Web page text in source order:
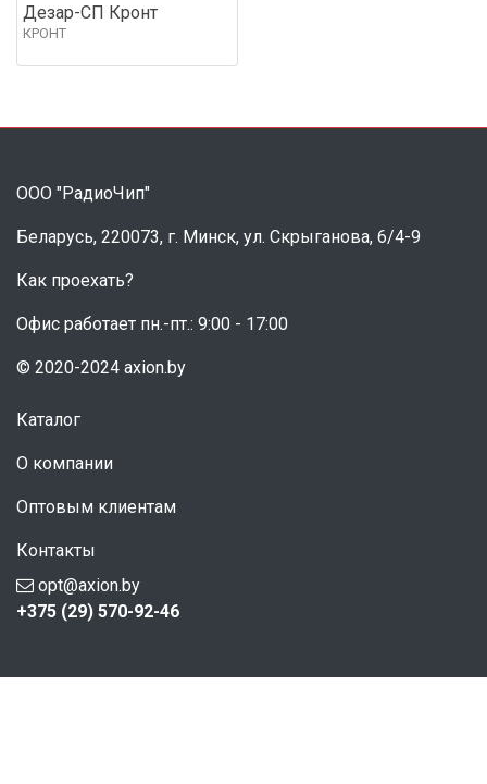
Дезар-СП Кронт
КРОНТ
ООО "РадиоЧип"
Беларусь, 220073, г. Минск, ул. Скрыганова, 6/4-9
Как проехать?
Офис работает пн.-пт.: 9:00 - 17:00
© 2020-2024 axion.by
Каталог
О компании
Оптовым клиентам
Контакты
opt@axion.by
+375 (29) 570-92-46